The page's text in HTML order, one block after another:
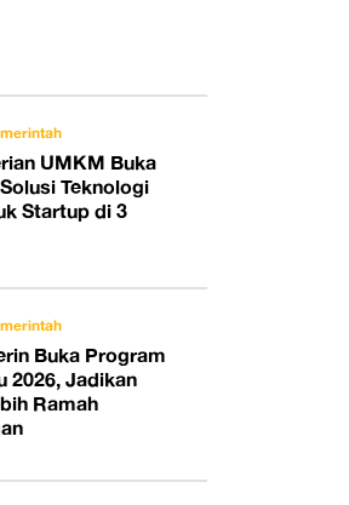
UMKM Buka
Teknologi
Startup di 3
Buka Program
2026, Jadikan
Ramah